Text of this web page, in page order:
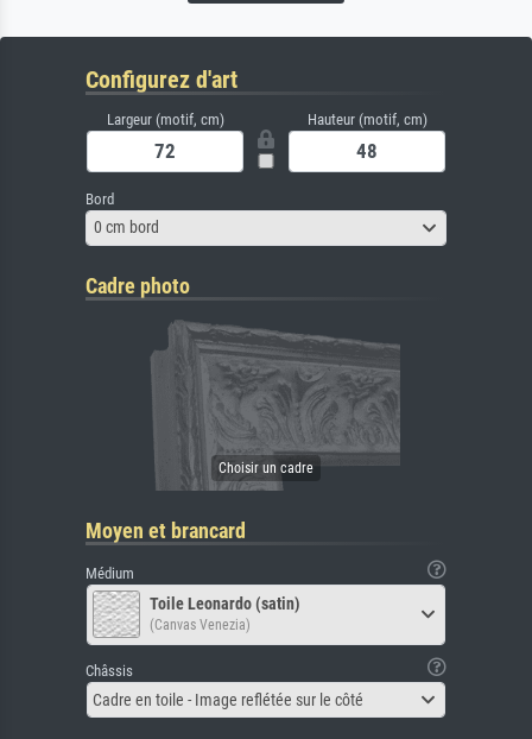
Configurez d'art
Largeur (motif, cm) Hauteur (motif, cm)
Bord
0 cm bord
Cadre photo
Moyen et brancard
Médium
Toile Leonardo (satin)
(Canvas Venezia)
Châssis
Cadre en toile - Image reflétée sur le côté